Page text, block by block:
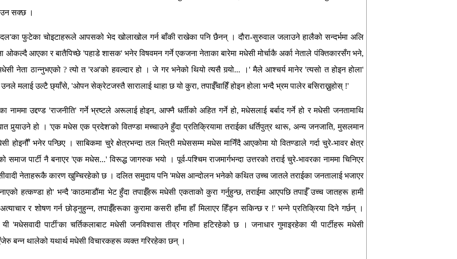
सक्छ ।
फुटेका चोइटाहरूले आपसको भेद खोलाखोल गर्न बाँकी राखेका पनि छैनन् । दौरा-सुरुवाल जलाउने हालैको सन्दर्भमा अलि
ओकल्दै आएका र बातैपिच्छे 'पहाडे शासक' भनेर विषवमन गर्ने एकजना नेताका बारेमा मधेसी मोर्चाकै अर्का नेताले पंक्तिकारसँग भने,
नेता ठान्नुभएको ? त्यो त 'रअ'को हवल्दार हो । जे गर भनेको थियो त्यसै गर्‍यो... ।' मैले आश्चर्य मानेर 'त्यसो त होइन होला'
मलाई उल्टै छ्याँसे, 'ओपन सेक्रेटजस्तै सारालाई थाहा छ यो कुरा, तपाईँचाहिँ होइन होला भन्दै भ्रम पालेर बसिराख्नुहोस् !'
नाममा उद्दण्ड 'राजनीति' गर्ने भ्रष्टले अरूलाई होइन, आफ्नै धर्तीको अहित गर्ने हो, मधेसलाई बर्बाद गर्ने हो र मधेसी जनतामाथि
पुर्‍याउने हो । 'एक मधेस एक प्रदेश'को वितण्डा मच्चाउने हुँदा प्रतिक्रियामा तराईका धर्तिपुत्र थारू, अन्य जनजाति, मुसलमान
होइनौँ' भनेर पन्छिए । साबिकमा चुरे क्षेत्रभन्दा तल भित्री मधेससम्म मधेस मानिँदै आएकोमा यो वितण्डाले गर्दा चुरे-भावर क्षेत्र
समाज पार्टी नै बनाएर 'एक मधेस...' विरूद्ध जागरुक भयो । पूर्व-पश्चिम राजमार्गभन्दा उत्तरको तराई चुरे-भावरका नाममा चिनिएर
नेताहरूकै कारण खुम्चिरहेको छ । दलित समुदाय पनि 'मधेस आन्दोलन भनेको कथित उच्च जातले तराईका जनतालाई भजाएर
हत्कण्डा हो' भन्दै 'काठमाडौंमा भेट हुँदा तपाईँहरू मधेसी एकताको कुरा गर्नुहुन्छ, तराईमा आएपछि तपाईँ उच्च जातहरू हामी
र शोषण गर्न छोड्नुहुन्न, तपाईँहरूका कुरामा कसरी हाँमा हाँ मिलाएर हिँड्न सकिन्छ र !' भन्ने प्रतिक्रिया दिने गर्छन् ।
'मधेसवादी पार्टी'का चर्तिकलाबाट मधेसी जनविश्वास तीव्र गतिमा हटिरहेको छ । जनाधार गुमाइरहेका यी पार्टीहरू मधेसी
बन्न थालेको यथार्थ मधेसी विचारकहरू व्यक्त गरिरहेका छन् ।